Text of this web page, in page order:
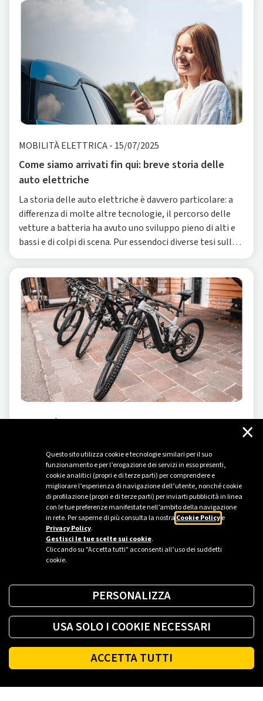
Questo sito utilizza cookie e tecnologie similari per il suo
funzionamento e per l’erogazione dei servizi in esso presenti,
cookie analitici (propri e di terze parti) per comprendere e
migliorare l’esperienza di navigazione dell’utente, nonché cookie
di profilazione (propri e di terze parti) per inviarti pubblicità in linea
con le tue preferenze manifestate nell’ambito della navigazione
in rete. Per saperne di più consulta la nostra Cookie Policye
Privacy Policy.
Gestisci le tue scelte sui cookie.
Cliccando su "Accetta tutti" acconsenti all’uso dei suddetti
cookie.
×
PERSONALIZZA
USA SOLO I COOKIE NECESSARI
ACCETTA TUTTI
MOBILITÀ ELETTRICA- 15/07/2025
Come siamo arrivati fin qui: breve storia delle
auto elettriche
La storia delle auto elettriche è davvero particolare: a
differenza di molte altre tecnologie, il percorso delle
vetture a batteria ha avuto uno sviluppo pieno di alti e
bassi e di colpi di scena. Pur essendoci diverse tesi sulla
data in cui nacque la pri
MOBILITÀ ELETTRICA-27/10/2025
Non solo auto: storia e applicazioni della mobilità
elettrica
Quando si parla di mobilità elettrica, il pensiero corre
alle auto private. In realtà ci muoviamo in un mondo
percorso da ruote silenziose e versatili.